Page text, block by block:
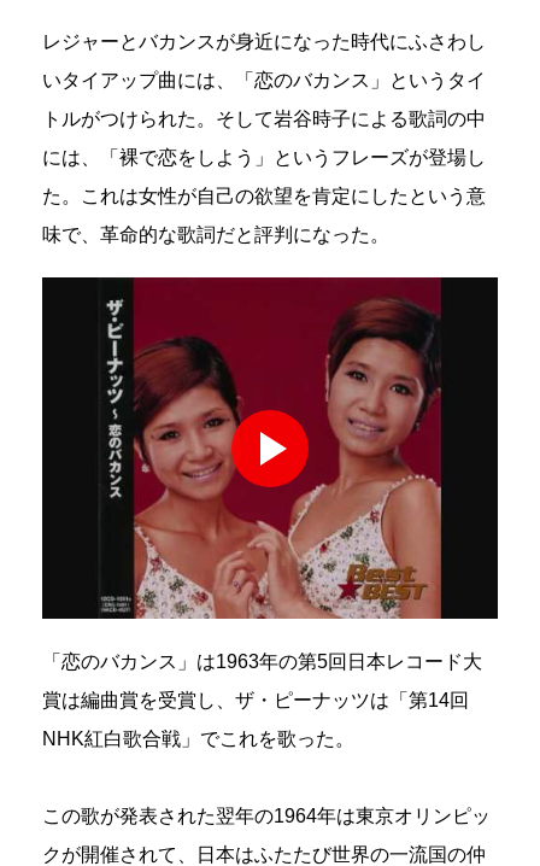
レジャーとバカンスが身近になった時代にふさわし
いタイアップ曲には、「恋のバカンス」というタイ
トルがつけられた。そして岩谷時子による歌詞の中
には、「裸で恋をしよう」というフレーズが登場し
た。これは女性が自己の欲望を肯定にしたという意
味で、革命的な歌詞だと評判になった。
「恋のバカンス」は1963年の第5回日本レコード大
賞は編曲賞を受賞し、ザ・ピーナッツは「第14回
NHK紅白歌合戦」でこれを歌った。
この歌が発表された翌年の1964年は東京オリンピッ
クが開催されて、日本はふたたび世界の一流国の仲